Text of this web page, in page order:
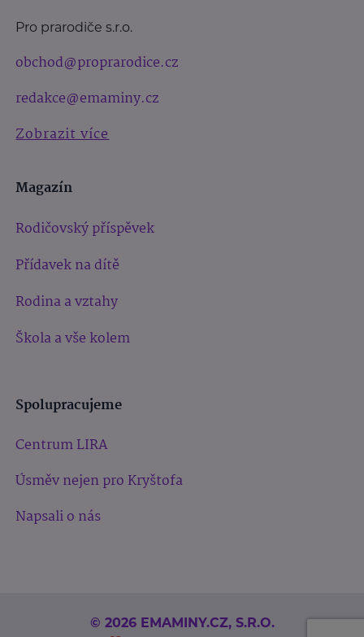
Pro prarodiče s.r.o.
obchod@proprarodice.cz
redakce@emaminy.cz
Zobrazit více
Magazín
Rodičovský příspěvek
Přídavek na dítě
Rodina a vztahy
Škola a vše kolem
Spolupracujeme
Centrum LIRA
Úsměv nejen pro Kryštofa
Napsali o nás
© 2026 EMAMINY.CZ, S.R.O.